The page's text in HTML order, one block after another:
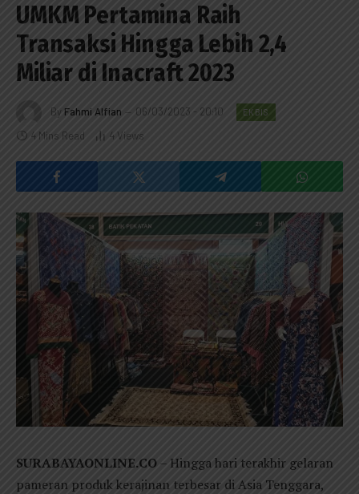
UMKM Pertamina Raih
Transaksi Hingga Lebih 2,4
Miliar di Inacraft 2023
By Fahmi Alfian 06/03/2023 - 20:10 EKBIS
4 Mins Read 4 Views
SURABAYAONLINE.CO– Hingga hari terakhir gelaran
pameran produk kerajinan terbesar di Asia Tenggara,